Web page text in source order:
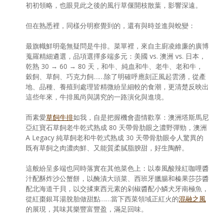
初初領略，也眼見此之後的風行草偃開枝散葉，影響深遠。
但在熟悉裡，同樣分明察覺到的，還有與時並進與蛻變：
最旗幟鮮明毫無疑問是牛排。菜單裡，來自主廚凌維廉的廣博
蒐羅精細遴選，品項選擇多端多元：美國 vs. 澳洲 vs. 日本，
乾熟 30 → 60 → 80 天，和牛、純血和牛、老牛、老和牛，
穀飼、草飼、巧克力飼……除了明確呼應刻正風起雲湧，從產
地、品種、養殖到處理皆精微紛呈細較的食潮，更清楚反映出
這些年來，牛排風尚與講究的一路演化與進境。
而素愛草飼牛排如我，自是把握機會盡情歡享：澳洲塔斯馬尼
亞紅寶石草飼老牛乾式熟成 80 天帶骨肋眼之濃野彈勁，澳洲
A Legacy 純草飼老和牛乾式熟成 30 天帶骨肋眼令人驚異的
既有草飼之肉濃肉鮮、又能質柔膩脂腴甜，好生陶醉。
這般紛呈多端也同時落實在其他菜色上：以泰風酸辣紅咖哩醬
汁配酥炸沙公蟹餅，以醃漬大頭菜、西班牙臘腸和榛果莎莎醬
配北海道干貝，以交揉東西元素的剁椒醬配小鱗犬牙南極魚，
從紅棗銀耳湯脫胎做甜點……當下西菜領域正紅火的混融之風
的展現，其味其樂豐富豐盈，滿足回味。